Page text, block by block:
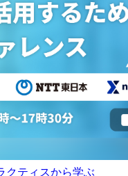
クティスから学ぶ